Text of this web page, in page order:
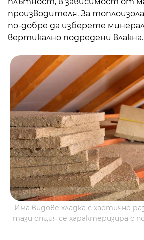
производителя. За
по-добре да изберете
вертикално подредени влакна.
Има видове хладка с хаотично
тази опция се характеризира с